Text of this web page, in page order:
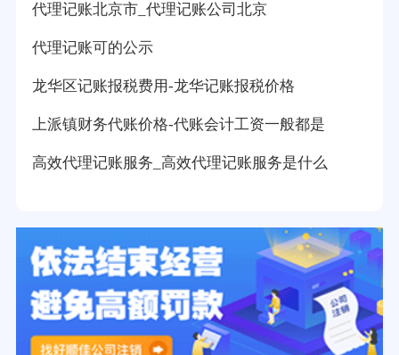
代理记账北京市_代理记账公司北京
代理记账可的公示
龙华区记账报税费用-龙华记账报税价格
上派镇财务代账价格-代账会计工资一般都是
高效代理记账服务_高效代理记账服务是什么